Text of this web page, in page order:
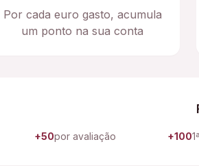
Por cada euro gasto, acumula
um ponto na sua conta
+50por avaliação +100